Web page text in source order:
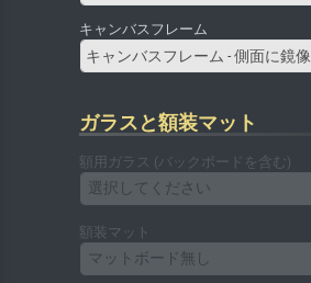
キャンバスフレーム
キャンバスフレーム - 側面に鏡像
ガラスと額装マット
額用ガラス (バックボードを含む)
選択してください
額装マット
マットボード無し